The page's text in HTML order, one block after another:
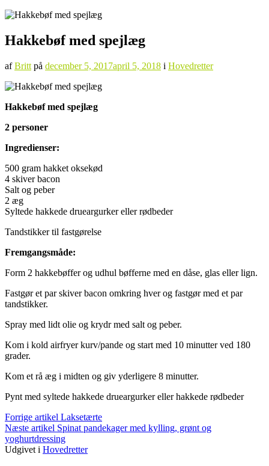
Hakkebøf med spejlæg
afBritt på december 5, 2017april 5, 2018 i Hovedretter
Hakkebøf med spejlæg
2 personer
Ingredienser:
500 gram hakket oksekød
4 skiver bacon
Salt og peber
2 æg
Syltede hakkede drueargurker eller rødbeder
Tandstikker til fastgørelse
Fremgangsmåde:
Form 2 hakkebøffer og udhul bøfferne med en dåse, glas eller lign.
Fastgør et par skiver bacon omkring hver og fastgør med et par
tandstikker.
Spray med lidt olie og krydr med salt og peber.
Kom i kold airfryer kurv/pande og start med 10 minutter ved 180
grader.
Kom et rå æg i midten og giv yderligere 8 minutter.
Pynt med syltede hakkede drueargurker eller hakkede rødbeder
Læs
videre
Forrige artikel Laksetærte
Næste artikel Spinat pandekager med kylling, grønt og
yoghurtdressing
Udgivet i Hovedretter